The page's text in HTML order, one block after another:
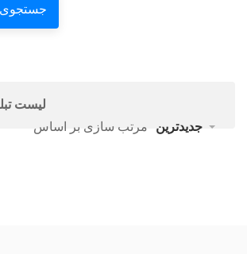
جستجوی
0 لیست
مرتب سازی بر اساس جدیدترین